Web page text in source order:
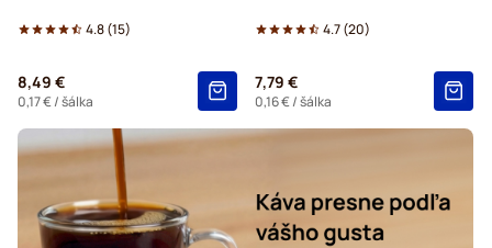
4.8(15)
8,49 €
0,17 €/ šálka
4.7(20)
7,79 €
0,16 €/ šálka